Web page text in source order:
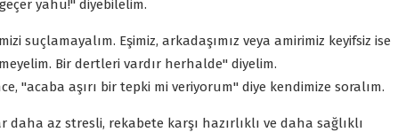
yahu!" diyebilelim.
suçlamayalım. Eşimiz, arkadaşımız veya amirimiz keyifsiz ise
Bir dertleri vardır herhalde" diyelim.
"acaba aşırı bir tepki mi veriyorum" diye kendimize soralım.
az stresli, rekabete karşı hazırlıklı ve daha sağlıklı